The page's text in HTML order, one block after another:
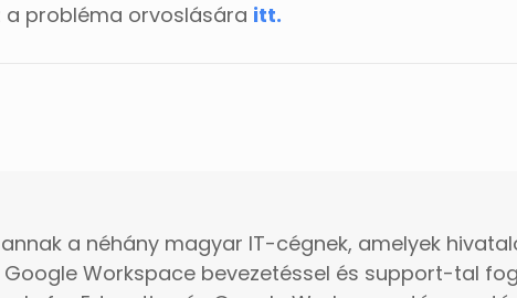
probléma orvoslására itt.
annak a néhány magyar IT-cégnek, amelyek
Workspace bevezetéssel és support-tal